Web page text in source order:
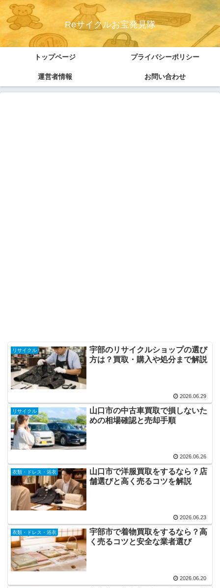
Reサイクルお宝発見隊
トップページ プライバシーポリシー
運営者情報 お問い合わせ
リサイクル
宇部のリサイクルショップの選び
方は？買取・購入や処分まで解説
2026.06.29
リサイクル
山口市の中古車買取で損しないた
めの相場確認と売却手順
2026.06.26
衣類・ドレス・浴衣
山口市で洋服買取をするなら？店
舗選びと高く売るコツを解説
2026.06.23
衣類・ドレス・浴衣
宇部市で着物買取をするなら？高
く売るコツと安全な業者選び
2026.06.20